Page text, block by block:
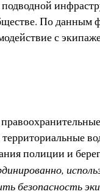
По данным
с
полиции и
безопасность